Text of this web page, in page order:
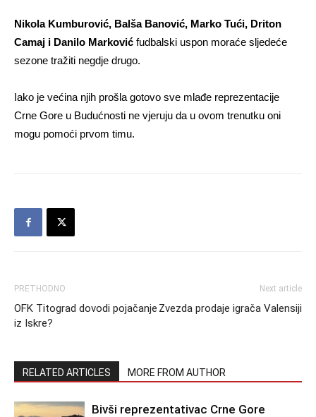
Nikola Kumburović, Balša Banović, Marko Tući, Driton
Camaj i Danilo Marković fudbalski uspon moraće sljedeće
sezone tražiti negdje drugo.
Iako je većina njih prošla gotovo sve mlađe reprezentacije
Crne Gore u Budućnosti ne vjeruju da u ovom trenutku oni
mogu pomoći prvom timu.
PRETHODNO
OFK Titograd dovodi pojačanje
iz Iskre?
Next article
Zvezda prodaje igrača Valensiji
RELATED ARTICLES MORE FROM AUTHOR
Bivši reprezentativac Crne Gore